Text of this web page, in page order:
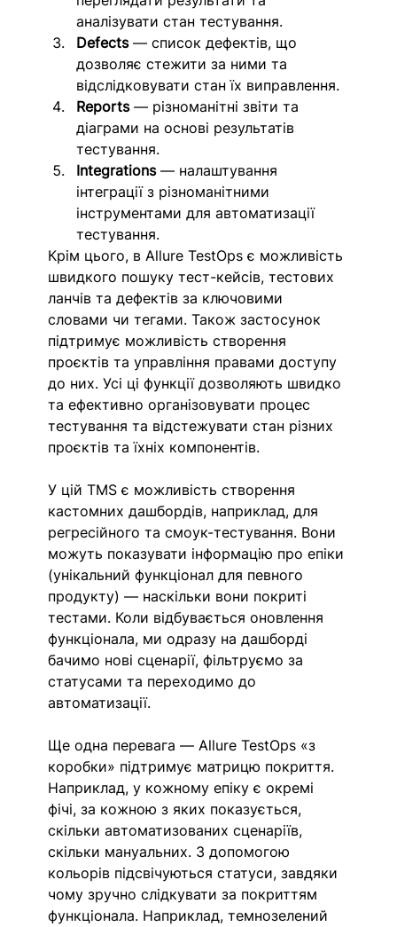
аналізувати стан тестування.
Defects — список дефектів, що
дозволяє стежити за ними та
відслідковувати стан їх виправлення.
Reports — різноманітні звіти та
діаграми на основі результатів
тестування.
Integrations — налаштування
інтеграції з різноманітними
інструментами для автоматизації
тестування.
Крім цього, в Allure TestOps є можливість
швидкого пошуку тест-кейсів, тестових
ланчів та дефектів за ключовими
словами чи тегами. Також застосунок
підтримує можливість створення
проєктів та управління правами доступу
до них. Усі ці функції дозволяють швидко
та ефективно організовувати процес
тестування та відстежувати стан різних
проєктів та їхніх компонентів.
У цій TMS є можливість створення
кастомних дашбордів, наприклад, для
регресійного та смоук-тестування. Вони
можуть показувати інформацію про епіки
(унікальний функціонал для певного
продукту) — наскільки вони покриті
тестами. Коли відбувається оновлення
функціонала, ми одразу на дашборді
бачимо нові сценарії, фільтруємо за
статусами та переходимо до
автоматизації.
Ще одна перевага — Allure TestOps «з
коробки» підтримує матрицю покриття.
Наприклад, у кожному епіку є окремі
фічі, за кожною з яких показується,
скільки автоматизованих сценаріїв,
скільки мануальних. З допомогою
кольорів підсвічуються статуси, завдяки
чому зручно слідкувати за покриттям
функціонала. Наприклад, темнозелений